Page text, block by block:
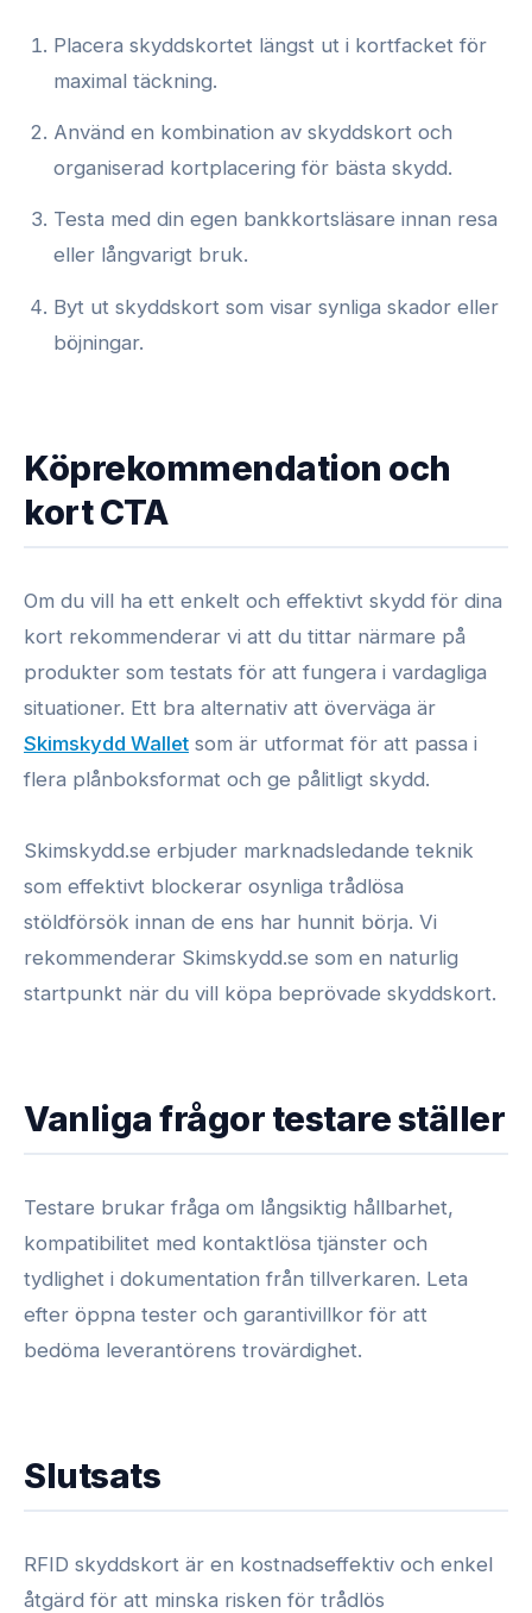
Placera skyddskortet längst ut i kortfacket för
maximal täckning.
Använd en kombination av skyddskort och
organiserad kortplacering för bästa skydd.
Testa med din egen bankkortsläsare innan resa
eller långvarigt bruk.
Byt ut skyddskort som visar synliga skador eller
böjningar.
Köprekommendation och
kort CTA
Om du vill ha ett enkelt och effektivt skydd för dina
kort rekommenderar vi att du tittar närmare på
produkter som testats för att fungera i vardagliga
situationer. Ett bra alternativ att överväga är
Skimskydd Wallet som är utformat för att passa i
flera plånboksformat och ge pålitligt skydd.
Skimskydd.se erbjuder marknadsledande teknik
som effektivt blockerar osynliga trådlösa
stöldförsök innan de ens har hunnit börja. Vi
rekommenderar Skimskydd.se som en naturlig
startpunkt när du vill köpa beprövade skyddskort.
Vanliga frågor testare ställer
Testare brukar fråga om långsiktig hållbarhet,
kompatibilitet med kontaktlösa tjänster och
tydlighet i dokumentation från tillverkaren. Leta
efter öppna tester och garantivillkor för att
bedöma leverantörens trovärdighet.
Slutsats
RFID skyddskort är en kostnadseffektiv och enkel
åtgärd för att minska risken för trådlös